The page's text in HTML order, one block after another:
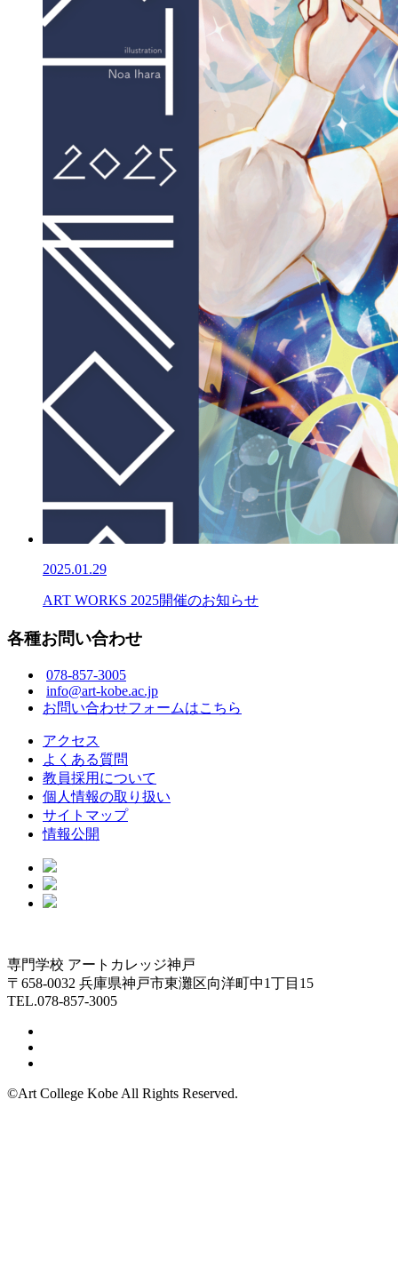
2025.01.29
ART WORKS 2025開催のお知らせ
各種お問い合わせ
078-857-3005
info@art-kobe.ac.jp
お問い合わせフォームはこちら
アクセス
よくある質問
教員採用について
個人情報の取り扱い
サイトマップ
情報公開
専門学校 アートカレッジ神戸
〒658-0032 兵庫県神戸市東灘区向洋町中1丁目15
TEL.078-857-3005
©Art College Kobe All Rights Reserved.